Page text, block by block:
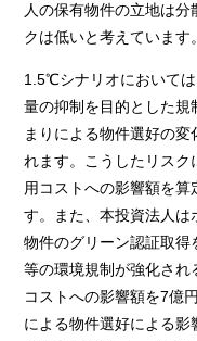
人の保有物件の立地は
クは低いと考えています。
1.5℃シナリオにおいて
量の抑制を目的とした規
まりによる物件選好の
れます。こうしたリスク
用コストへの影響額を
す。また、本投資法人
物件のグリーン認証取
等の環境規制が強化さ
コストへの影響額を7億
による物件選好による